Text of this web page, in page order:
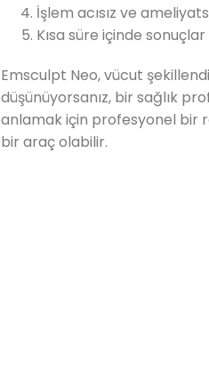
İşlem acısız ve
Kısa süre içinde
Emsculpt Neo, vücut
düşünüyorsanız, bir sağlık
anlamak için profesyonel bir
bir araç olabilir.